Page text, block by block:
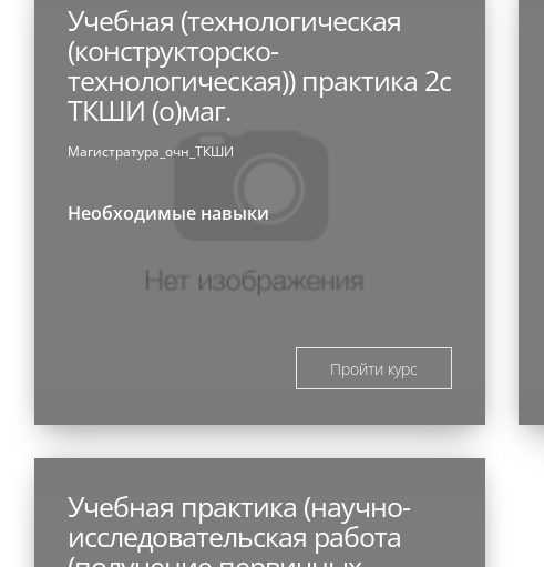
Учебная (технологическая
(конструкторско-
технологическая)) практика 2с
ТКШИ (о)маг.
Магистратура_очн_ТКШИ
Необходимые навыки
Пройти курс
Учебная практика (научно-
исследовательская работа